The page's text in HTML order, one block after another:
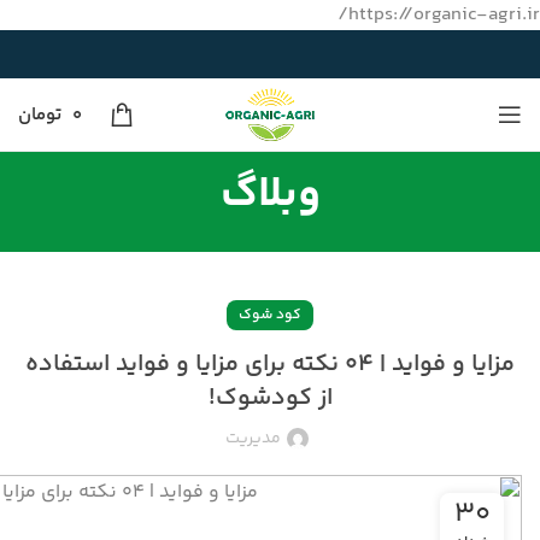
https://organic-agri.ir/
0 تومان
وبلاگ
کود شوک
مزایا و فواید | ۰۴ نکته برای مزایا و فواید استفاده
از کودشوک!
مدیریت
۳۰